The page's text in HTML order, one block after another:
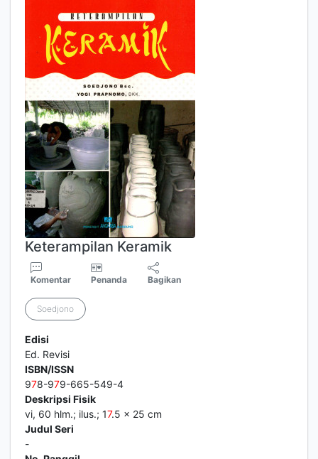
Keterampilan Keramik
Komentar Penanda Bagikan
Soedjono
Edisi
Ed. Revisi
ISBN/ISSN
978-979-665-549-4
Deskripsi Fisik
vi, 60 hlm.; ilus.; 17.5 x 25 cm
Judul Seri
-